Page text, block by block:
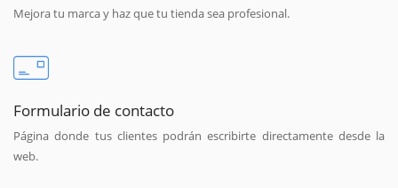
Mejora tu marca y haz que tu tienda sea profesional.
Formulario de contacto
Página donde tus clientes podrán escribirte directamente desde la
web.